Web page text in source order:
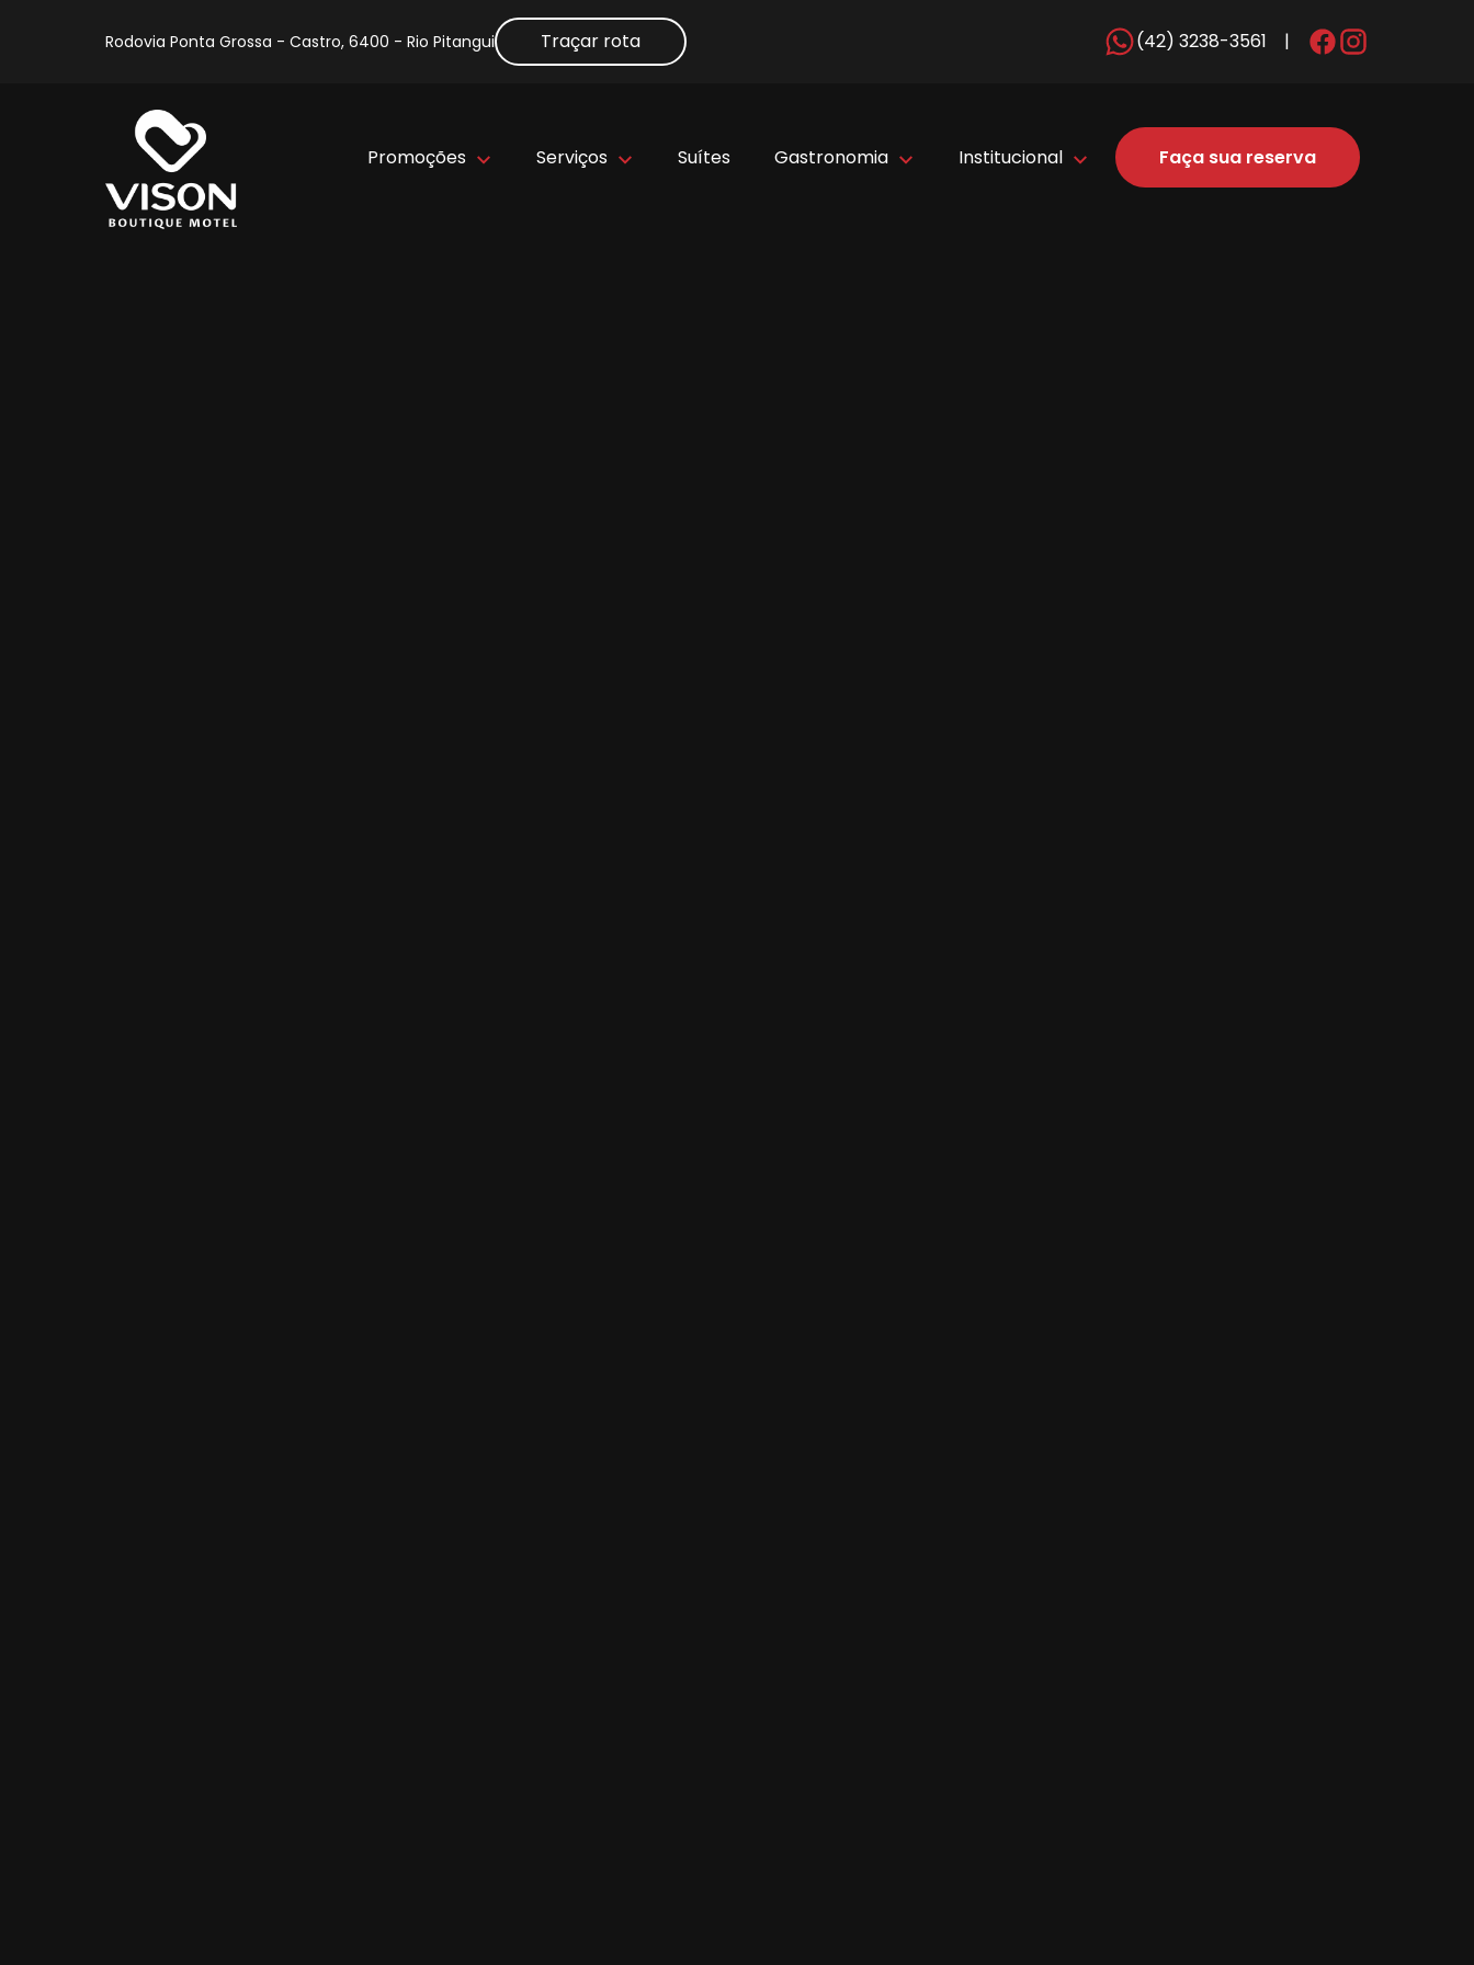
Rodovia Ponta Grossa - Castro, 6400 - Rio Pitangui Traçar rota (42) 3238-3561 |
Promoções Serviços Suítes Gastronomia Institucional Faça sua reserva